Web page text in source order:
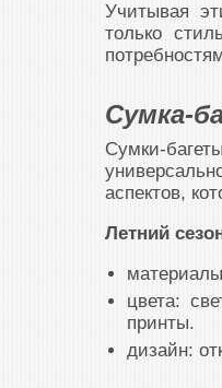
Учитывая
только
Сумка-
Сумки-
аспектов,
Летний
цвета:
принты.
дизайн: